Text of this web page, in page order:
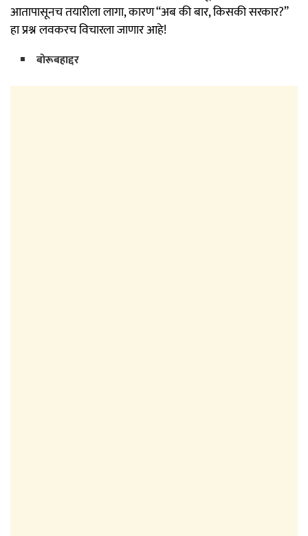
आतापासूनच तयारीला लागा, कारण “अब की बार, किसकी सरकार?”
हा प्रश्न लवकरच विचारला जाणार आहे!
बोरूबहाद्दर